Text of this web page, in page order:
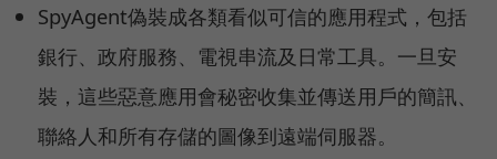
SpyAgent偽裝成各類看似可信的應用程式，包括
銀行、政府服務、電視串流及日常工具。一旦安
裝，這些惡意應用會秘密收集並傳送用戶的簡訊、
聯絡人和所有存儲的圖像到遠端伺服器。